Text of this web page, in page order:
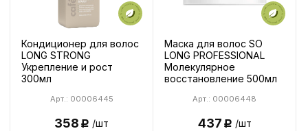
Кондиционер для волос
LONG STRONG
Укрепление и рост
300мл
Арт.: 00006445
358Р /шт
Маска для волос SO
LONG PROFESSIONAL
Молекулярное
восстановление 500мл
Арт.: 00006448
437Р /шт